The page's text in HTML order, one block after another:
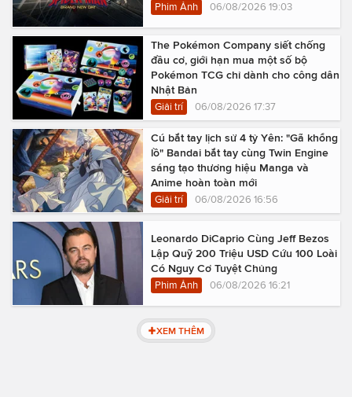
Phim Ảnh 06/08/2026 19:03
The Pokémon Company siết chống
đầu cơ, giới hạn mua một số bộ
Pokémon TCG chỉ dành cho công dân
Nhật Bản
Giải trí 06/08/2026 17:37
Cú bắt tay lịch sử 4 tỷ Yên: "Gã khổng
lồ" Bandai bắt tay cùng Twin Engine
sáng tạo thương hiệu Manga và
Anime hoàn toàn mới
Giải trí 06/08/2026 16:56
Leonardo DiCaprio Cùng Jeff Bezos
Lập Quỹ 200 Triệu USD Cứu 100 Loài
Có Nguy Cơ Tuyệt Chủng
Phim Ảnh 06/08/2026 16:21
XEM THÊM